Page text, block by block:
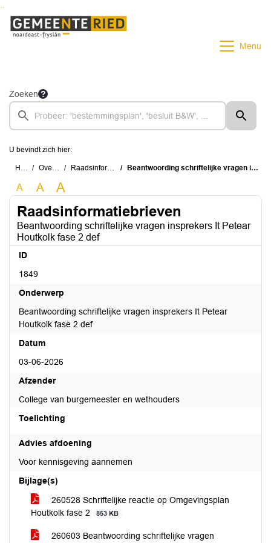
Menu
Zoeken
U bevindt zich hier:
Home Overzichten Raadsinformatiebrieven Beantwoording schriftelijke vragen insprekers It Petear Houtkolk fase 2 def
A A A
Raadsinformatiebrieven
Beantwoording schriftelijke vragen insprekers It Petear
Houtkolk fase 2 def
ID
1849
Onderwerp
Beantwoording schriftelijke vragen insprekers It Petear
Houtkolk fase 2 def
Datum
03-06-2026
Afzender
College van burgemeester en wethouders
Toelichting
Advies afdoening
Voor kennisgeving aannemen
Bijlage(s)
260528 Schriftelijke reactie op Omgevingsplan
Houtkolk fase 2
853 KB
260603 Beantwoording schriftelijke vragen